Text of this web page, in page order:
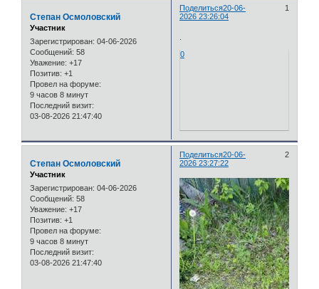
Поделиться 1
20-06-
2026 23:26:04
Степан Осмоловский
Участник
Зарегистрирован: 04-06-2026
Сообщений: 58
Уважение: +17
Позитив: +1
Провел на форуме:
9 часов 8 минут
Последний визит:
03-08-2026 21:47:40
0
Поделиться 2
20-06-
2026 23:27:22
Степан Осмоловский
Участник
Зарегистрирован: 04-06-2026
Сообщений: 58
Уважение: +17
Позитив: +1
Провел на форуме:
9 часов 8 минут
Последний визит:
03-08-2026 21:47:40